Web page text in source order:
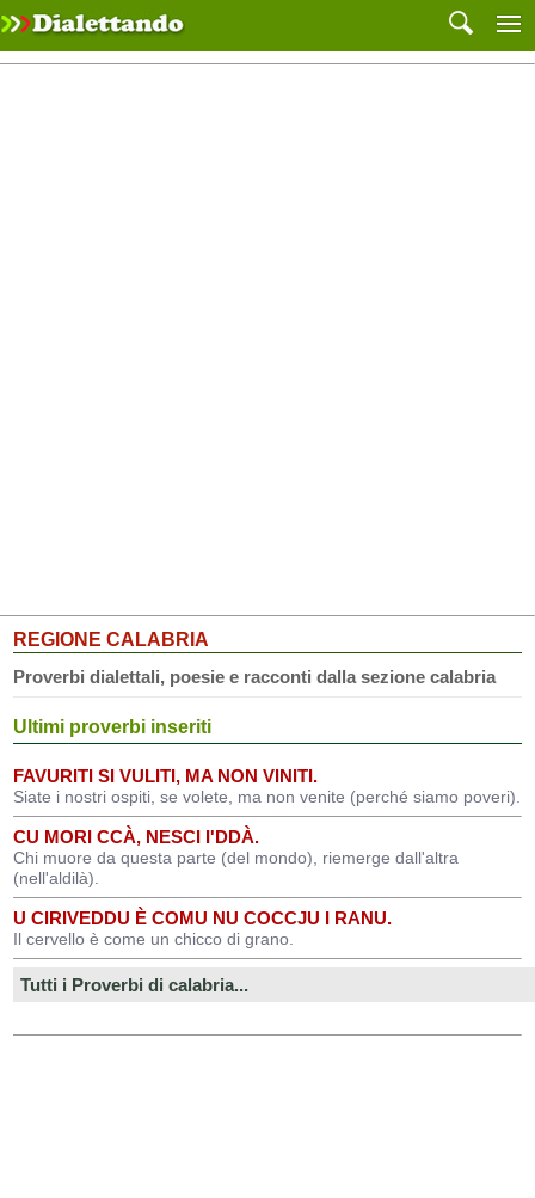
REGIONE CALABRIA
Proverbi dialettali, poesie e racconti dalla sezione calabria
Ultimi proverbi inseriti
FAVURITI SI VULITI, MA NON VINITI.
Siate i nostri ospiti, se volete, ma non venite (perché siamo poveri).
CU MORI CCÀ, NESCI I'DDÀ.
Chi muore da questa parte (del mondo), riemerge dall'altra
(nell'aldilà).
U CIRIVEDDU È COMU NU COCCJU I RANU.
Il cervello è come un chicco di grano.
Tutti i Proverbi di calabria...